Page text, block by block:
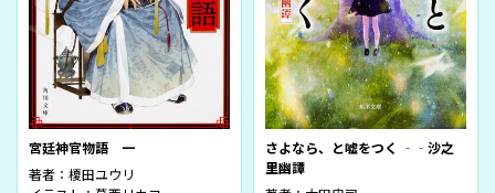
宮廷神官物語 一
著者： 榎田ユウリ
さよなら、と嘘をつく ‐‐沙之
里幽譚